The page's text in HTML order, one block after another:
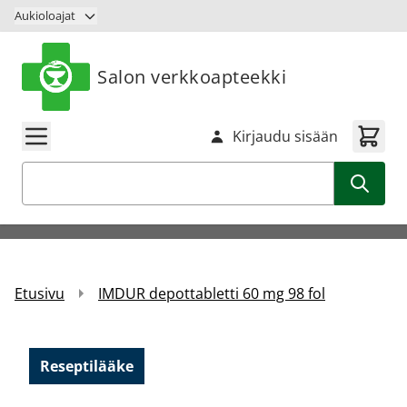
Siirry sisältöön
Aukioloajat
Salon verkkoapteekki
Kirjaudu sisään
Etusivu IMDUR depottabletti 60 mg 98 fol
Reseptilääke